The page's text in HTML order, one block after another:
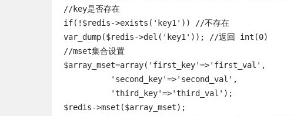
//key是否存在
if(!$redis->exists('key1')) //不存在
var_dump($redis->del('key1')); //返回 int(0)
//mset集合设置
$array_mset=array('first_key'=>'first_val',
$redis->mset($array_mset);